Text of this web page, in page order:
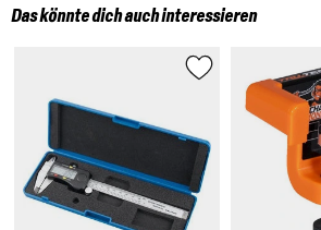
Das könnte dich auch interessieren